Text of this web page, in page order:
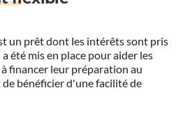
un prêt dont les intérêts sont pris
été mis en place pour aider les
à financer leur préparation au
bénéficier d'une facilité de